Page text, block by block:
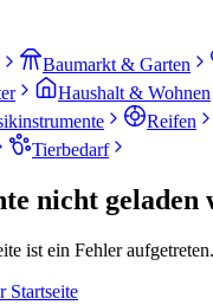
Baumarkt & Garten
Haushalt & Wohnen
Reifen
Tierbedarf
nicht geladen
ist ein Fehler aufgetreten.
Startseite